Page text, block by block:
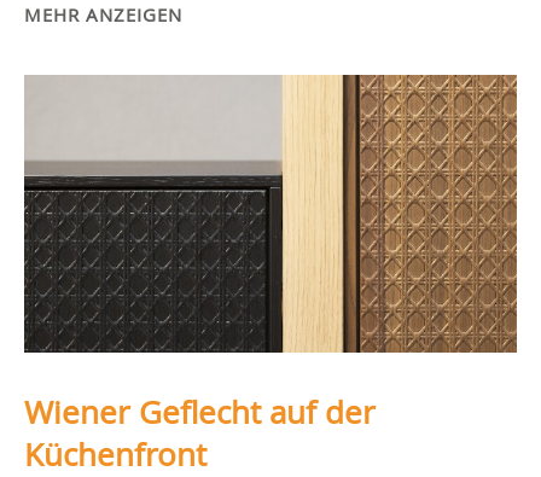
MEHR ANZEIGEN
Wiener Geflecht auf der
Küchenfront